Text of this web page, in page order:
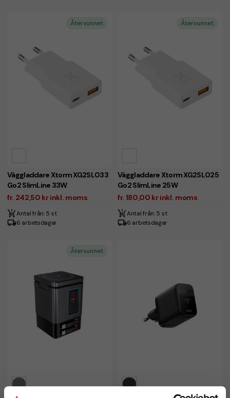
Återvunnet
Väggladdare Xtorm XG2SL033
Go2 SlimLine 33W
fr. 242,50 kr inkl. moms
Antal från: 5 st
6 arbetsdagar
Återvunnet
Väggladdare Xtorm XG2SL025
Go2 SlimLine 25W
fr. 180,00 kr inkl. moms
Antal från: 5 st
6 arbetsdagar
Återvunnet